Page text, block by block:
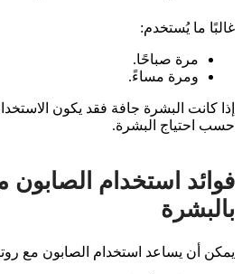
غالبًا ما يُستخدم:
مرة صباحًا.
ومرة مساءً.
إذا كانت البشرة جافة فقد يكون
حسب احتياج البشرة.
فوائد استخدام الصابون
بالبشرة
يمكن أن يساعد استخدام الصابون مع